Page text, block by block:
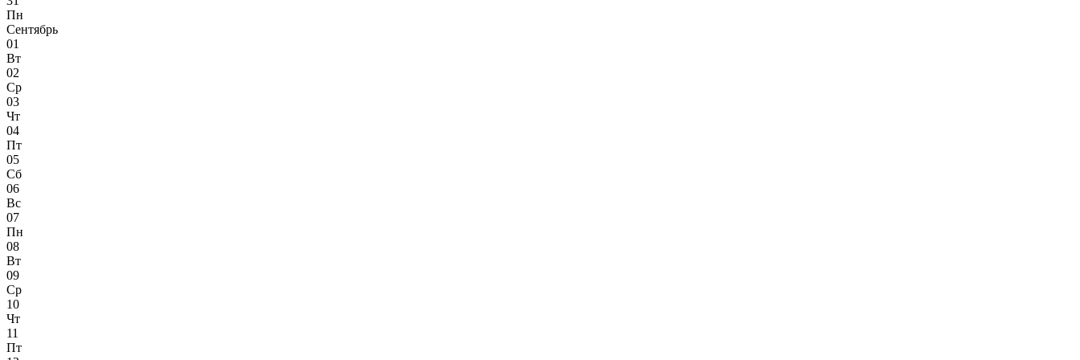
Пн
Сентябрь
01
Вт
02
Ср
03
Чт
04
Пт
05
Сб
06
Вс
07
Пн
08
Вт
09
Ср
10
Чт
11
Пт